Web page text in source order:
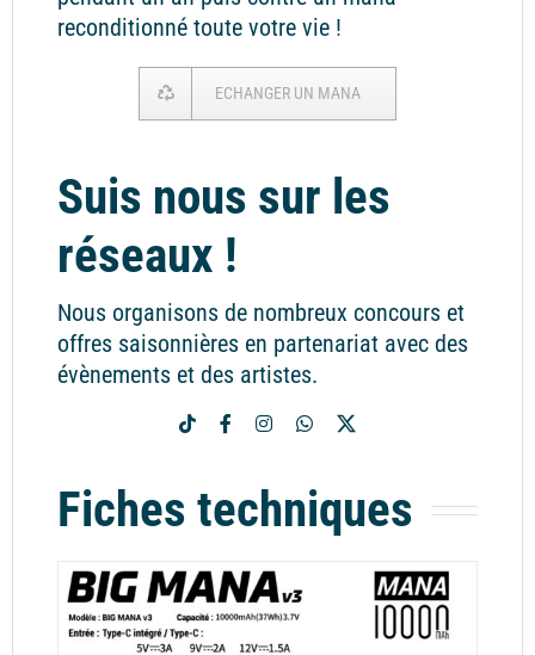
reconditionné toute votre vie !
ECHANGER UN MANA
Suis nous sur les
réseaux !
Nous organisons de nombreux concours et
offres saisonnières en partenariat avec des
évènements et des artistes.
Fiches techniques